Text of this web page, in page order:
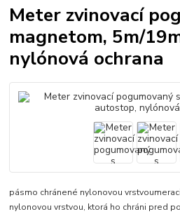
Meter zvinovací
magnetom, 5m/
nylónová ochrana
pásmo chránené nylonovou
nylonovou vrstvou, ktorá ho chráni pred